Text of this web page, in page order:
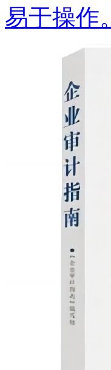
易于操作。